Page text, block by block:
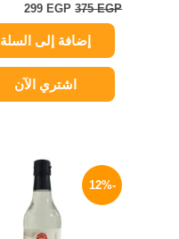
375EGP
299 EGP
إضافة إلى السلة
اشتري الآن
-12%
السعر
الأصلي
180 EGP.